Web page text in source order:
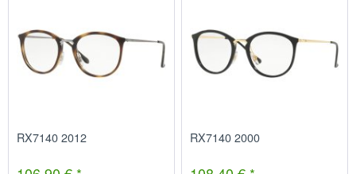
RX7140 2012 RX7140 2000